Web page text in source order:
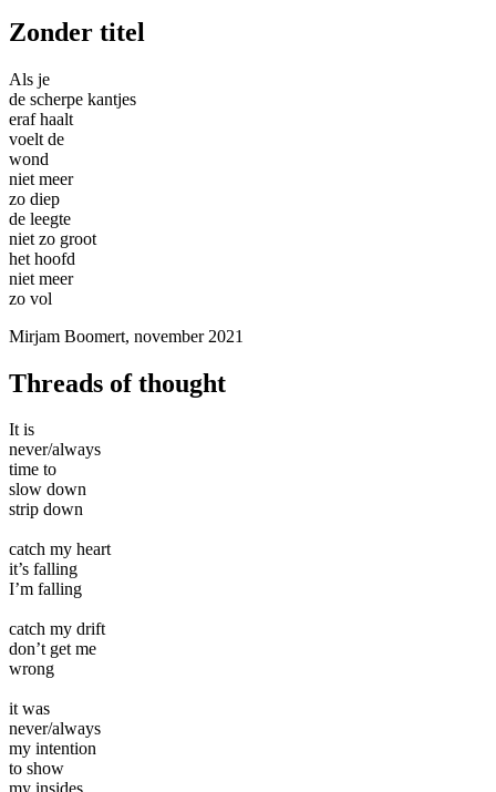
Zonder titel
Als je
de scherpe kantjes
eraf haalt
voelt de
wond
niet meer
zo diep
de leegte
niet zo groot
het hoofd
niet meer
zo vol
Mirjam Boomert, november 2021
Threads of thought
It is
never/always
time to
slow down
strip down
catch my heart
it’s falling
I’m falling
catch my drift
don’t get me
wrong
it was
never/always
my intention
to show